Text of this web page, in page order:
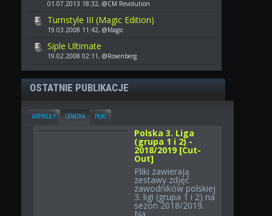
01.07.2013 18:32, @CM Revolution
Turnstyle III (Magic Edition)
19.03.2008 11:42, @Magic
Siple Ultimate
19.02.2008 02:11, @Rosenberg
OSTATNIE PUBLIKACJE
ARTYKUŁY GRAFIKA PLIKI
Polska 3. Liga
(grupa 1 i 2) -
2018/2019 [Cut-
Out]
Pliki zawierają
zestawy zdjęć
zawodników polskiej
3. ligi (grupa 1 i 2) na
sezon 2018/2019.